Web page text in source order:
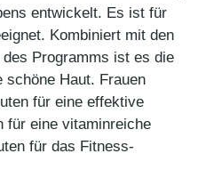
entwickelt. Es ist für
Kom­biniert mit den
Programms ist es die
schöne Haut. Frauen
für eine effektive
für eine vi­taminreiche
für das Fitness-